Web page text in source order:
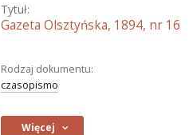
Tytuł:
Gazeta Olsztyńska, 1894, nr 16
Rodzaj dokumentu:
czasopismo
Więcej